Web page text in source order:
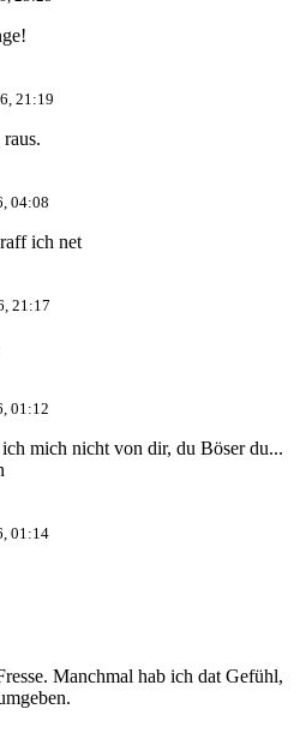
21:19
04:08
ich net
21:17
01:12
mich nicht von dir, du Böser du...
01:14
Manchmal hab ich dat Gefühl,